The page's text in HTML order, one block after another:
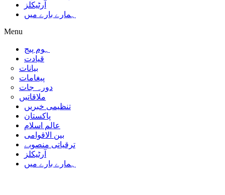
آرٹیکلز
ہمارے بارے میں
Menu
ہوم پیج
قیادت
بیانات
پیغامات
دورہ جات
ملاقاتیں
تنظیمی خبریں
پاکستان
عالم اسلام
بین الاقوامی
ترقیاتی منصوبے
آرٹیکلز
ہمارے بارے میں